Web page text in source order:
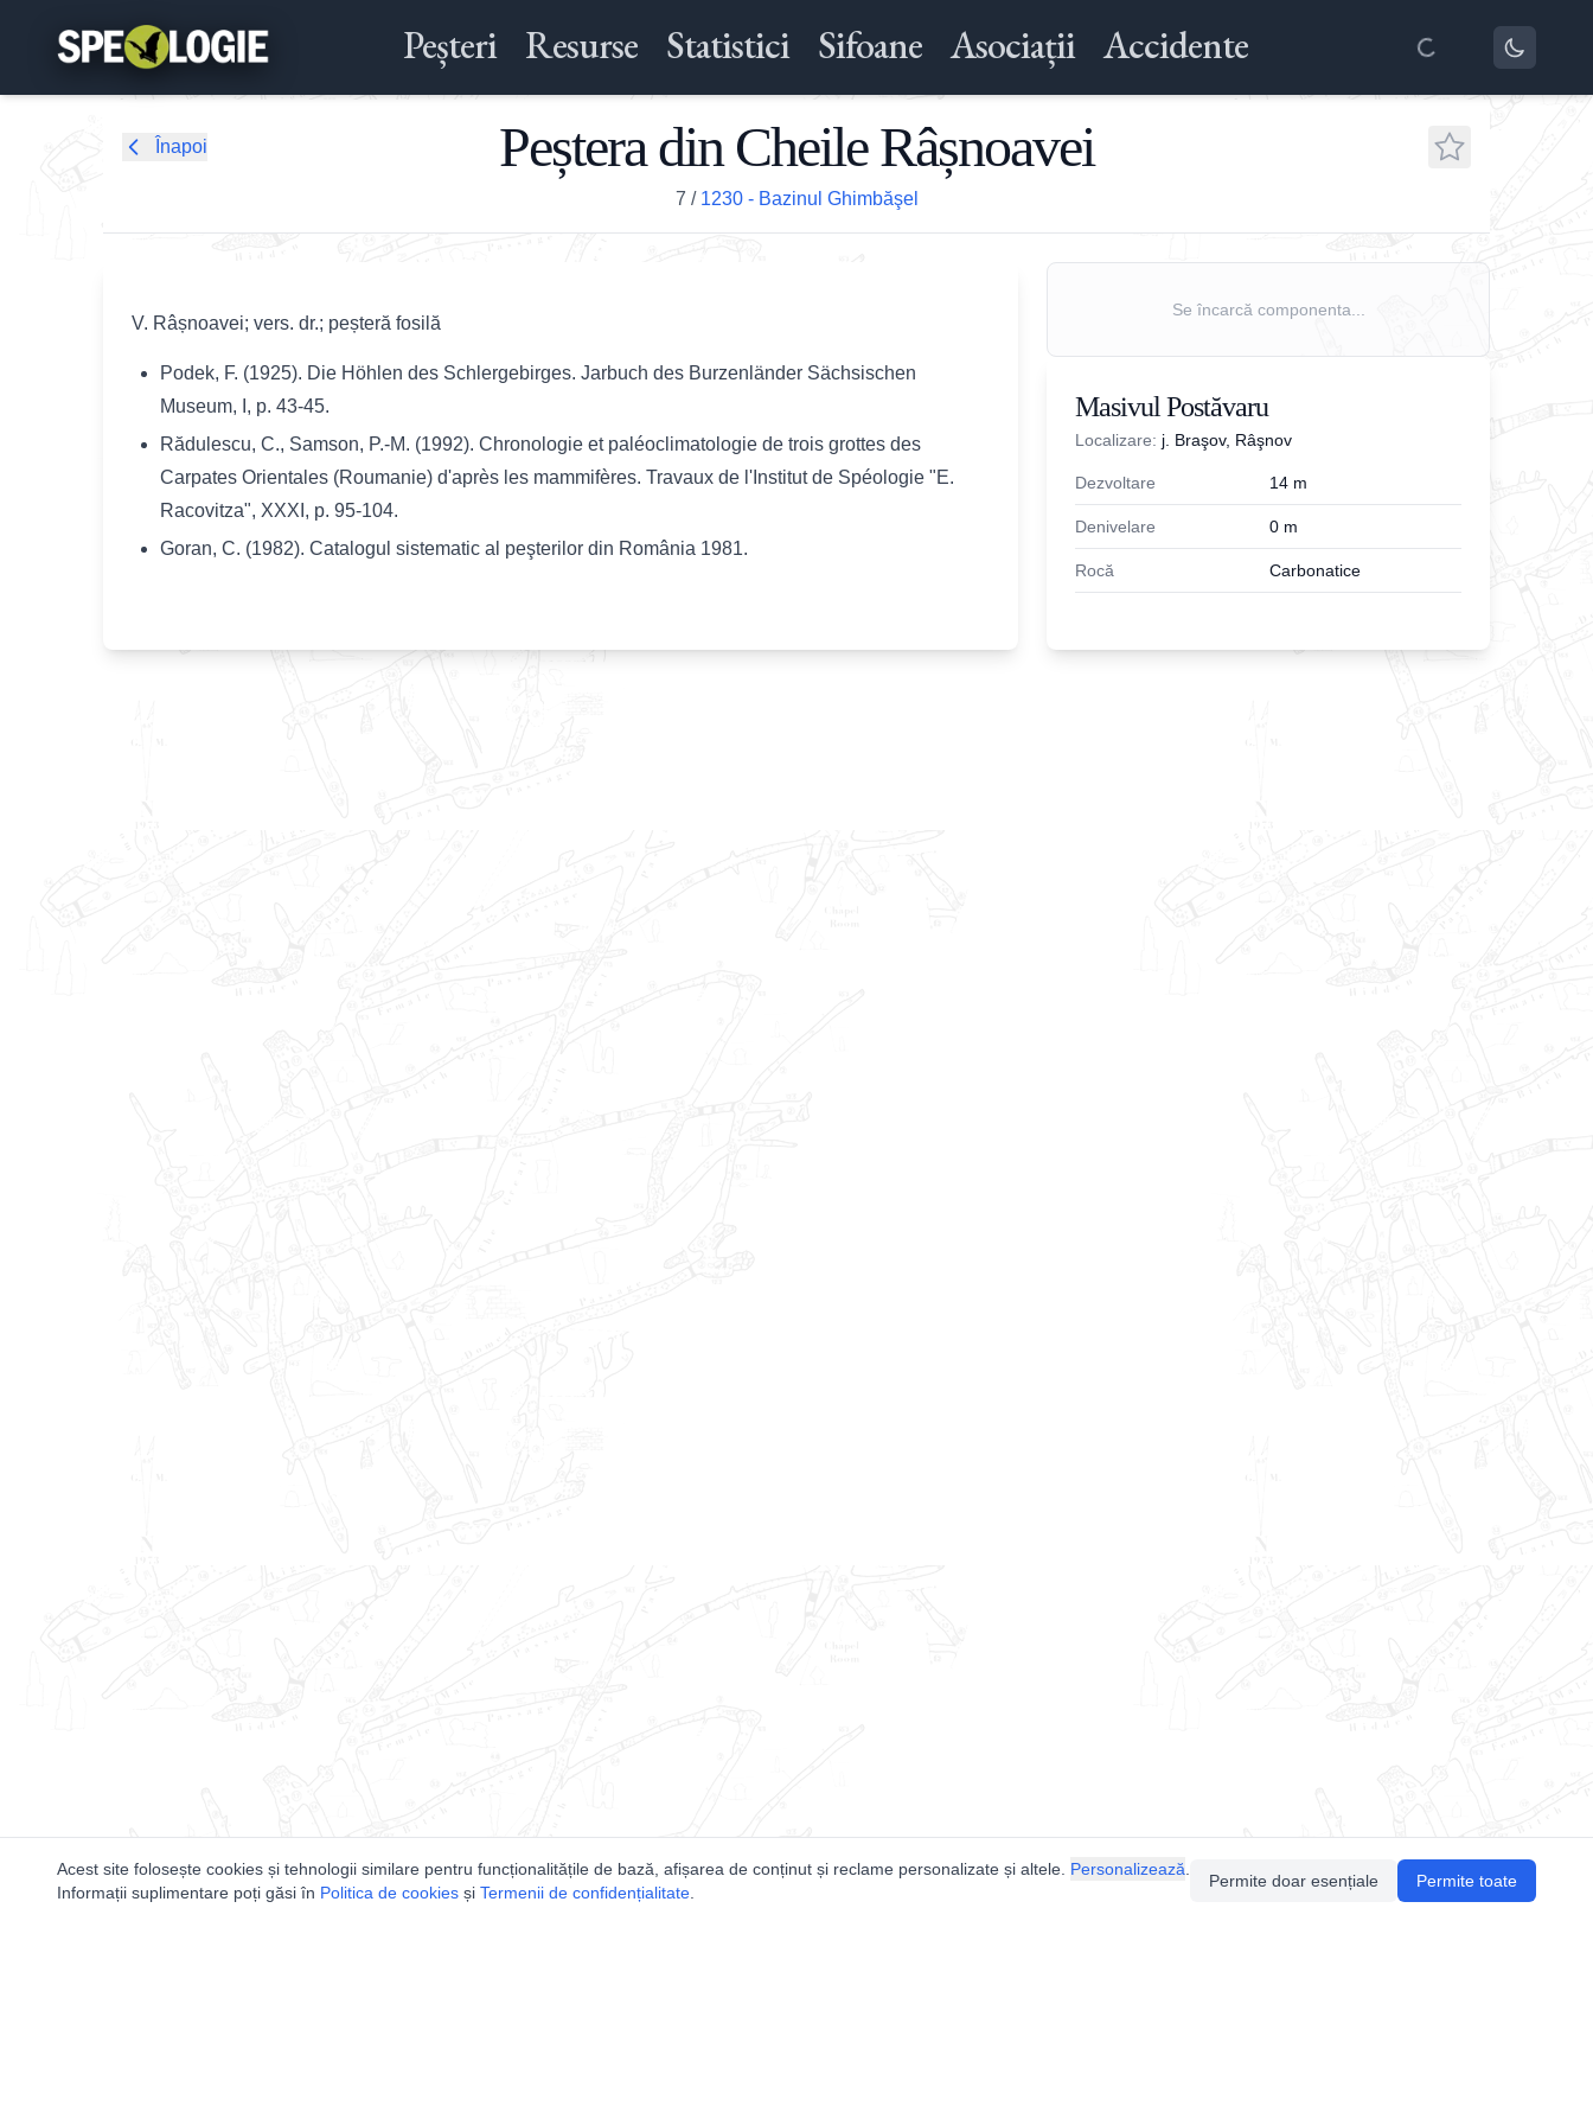
Peșteri Resurse Statistici Sifoane Asociații Accidente
Înapoi Peștera din Cheile Râșnoavei
7 / 1230 - Bazinul Ghimbăşel
V. Râșnoavei; vers. dr.; peșteră fosilă
Podek, F. (1925). Die Höhlen des Schlergebirges. Jarbuch des Burzenländer Sächsischen
Museum, I, p. 43-45.
Rădulescu, C., Samson, P.-M. (1992). Chronologie et paléoclimatologie de trois grottes des
Carpates Orientales (Roumanie) d'après les mammifères. Travaux de l'Institut de Spéologie "E.
Racovitza", XXXI, p. 95-104.
Goran, C. (1982). Catalogul sistematic al peşterilor din România 1981.
Se încarcă componenta...
Masivul Postăvaru
Localizare: j. Braşov, Râşnov
Dezvoltare 14 m
Denivelare 0 m
Rocă Carbonatice
Acest site folosește cookies și tehnologii similare pentru funcționalitățile de bază, afișarea de conținut și reclame personalizate și altele. Personalizează
Informații suplimentare poți găsi în Politica de cookies și Termenii de confidențialitate
Permite doar esențiale Permite toate